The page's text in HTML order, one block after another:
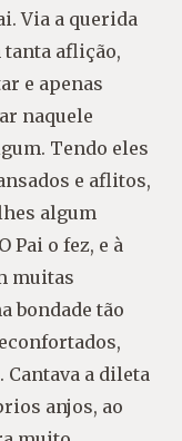
Via a querida
tanta aflição,
e apenas
naquele
Tendo eles
e aflitos,
algum
Pai o fez, e à
muitas
bondade tão
Cantava a dileta
anjos, ao